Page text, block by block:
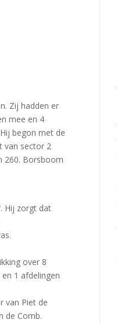
Zij hadden er
mee en 4
begon met de
van sector 2
260. Borsboom
Hij zorgt dat
over 8
1 afdelingen
van Piet de
de Comb.